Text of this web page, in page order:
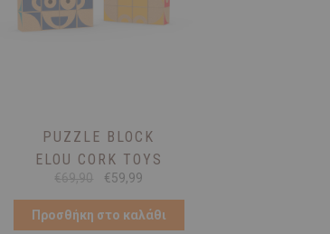
PUZZLE BLOCK
ELOU CORK TOYS
€69,90
Original
€69,90.
€59,99
τιμή
είναι:
Προσθήκη στο καλάθι